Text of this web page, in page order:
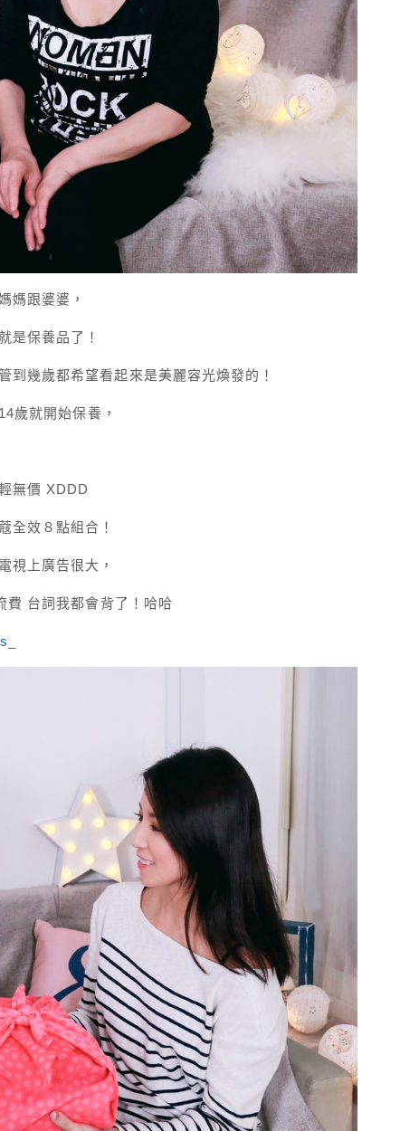
媽跟婆婆，
是保養品了！
到幾歲都希望看起來是美麗容光煥發的！
歲就開始保養，
無價 XDDD
全效８點組合！
視上廣告很大，
費 台詞我都會背了！哈哈